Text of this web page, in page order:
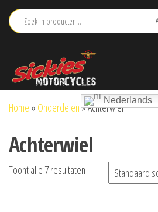
naar
Nederlands
Home » Onderdelen»Achterwiel
Achterwiel
Toont alle 7 resultaten